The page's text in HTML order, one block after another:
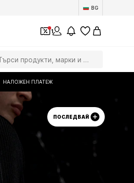
BG
1
НАЛОЖЕН ПЛАТЕЖ
ПОСЛЕДВАЙ